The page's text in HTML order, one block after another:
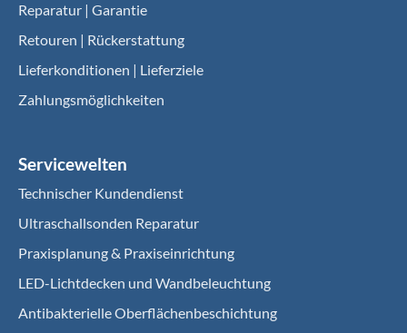
Reparatur | Garantie
Retouren | Rückerstattung
Lieferkonditionen | Lieferziele
Zahlungsmöglichkeiten
Servicewelten
Technischer Kundendienst
Ultraschallsonden Reparatur
Praxisplanung & Praxiseinrichtung
LED-Lichtdecken und Wandbeleuchtung
Antibakterielle Oberflächenbeschichtung